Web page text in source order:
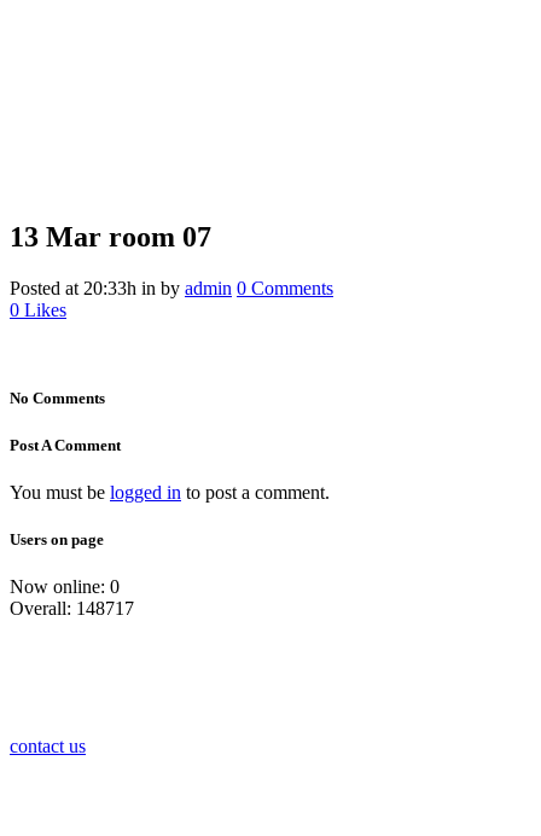
13 Mar room 07
Posted at 20:33h in by admin 0 Comments
0 Likes
No Comments
Post A Comment
You must be logged in to post a comment.
Users on page
Now online: 0
Overall: 148717
contact us